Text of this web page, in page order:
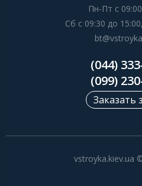
Пн-Пт с
Сб с 09:30 до
(044)
(099)
Заказать
vstroyka.kiev.ua